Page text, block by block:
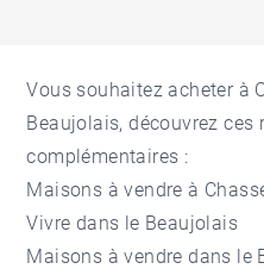
Vous souhaitez acheter à
Beaujolais, découvrez ces
complémentaires :
Maisons à vendre à
Vivre dans le Beaujolais
Maisons à vendre dans le